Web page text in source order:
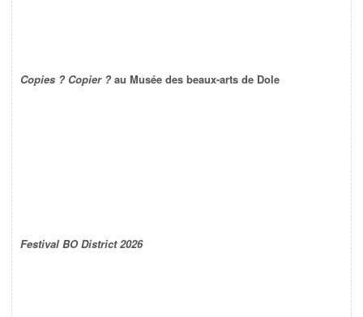
Copies ? Copier ? au Musée des beaux-arts de Dole
Festival BO District 2026